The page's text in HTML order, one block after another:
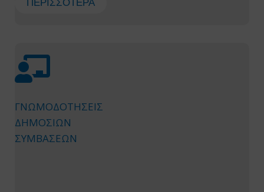
ΓΝΩΜΟΔΟΤΗΣΕΙΣ
ΔΗΜΟΣΙΩΝ
ΣΥΜΒΑΣΕΩΝ